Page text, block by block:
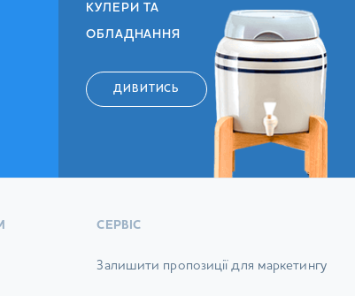
КУЛЕРИ ТА
ОБЛАДНАННЯ
ДИВИТИСЬ
СЕРВІС
Залишити пропозиції для маркетингу